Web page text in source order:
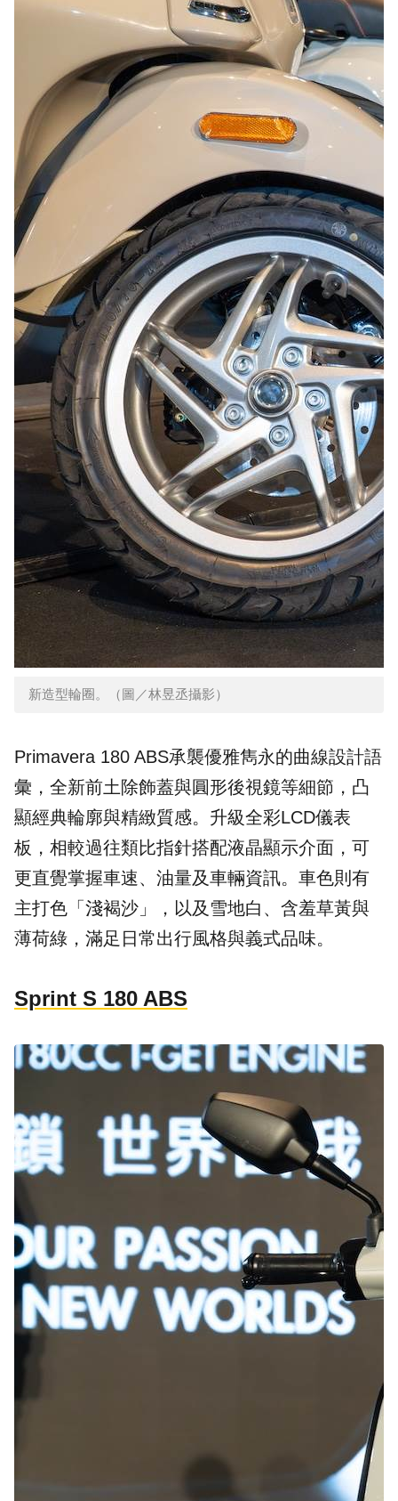
新造型輪圈。（圖／林昱丞攝影）
Primavera 180 ABS承襲優雅雋永的曲線設計語
彙，全新前土除飾蓋與圓形後視鏡等細節，凸
顯經典輪廓與精緻質感。升級全彩LCD儀表
板，相較過往類比指針搭配液晶顯示介面，可
更直覺掌握車速、油量及車輛資訊。車色則有
主打色「淺褐沙」，以及雪地白、含羞草黃與
薄荷綠，滿足日常出行風格與義式品味。
Sprint S 180 ABS